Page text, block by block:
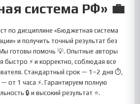
система РФ» 💼
по дисциплине «Бюджетная система
и получить точный результат без
готовы помочь 💡. Опытные авторы
быстро ⚡ и корректно, соблюдая все
Стандартный срок — 1–2 дня ⏱,
от 1 часа ⚡. Гарантируем полную
🔒 и высокий результат ⭐.